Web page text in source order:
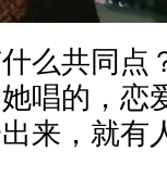
么共同点
唱的，恋
来，就有